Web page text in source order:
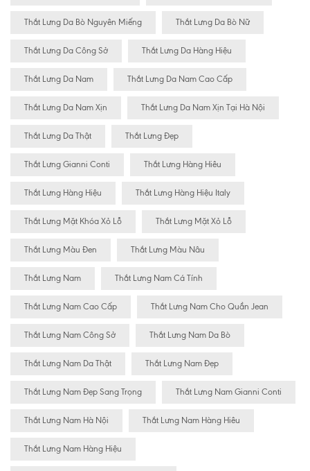
Thắt Lưng Da Bò Nguyên Miếng Thắt Lưng Da Bò Nữ
Thắt Lưng Da Công Sở Thắt Lưng Da Hàng Hiệu
Thắt Lưng Da Nam Thắt Lưng Da Nam Cao Cấp
Thắt Lưng Da Nam Xịn Thắt Lưng Da Nam Xịn Tại Hà Nội
Thắt Lưng Da Thật Thắt Lưng Đẹp
Thắt Lưng Gianni Conti Thắt Lưng Hàng Hiêu
Thắt Lưng Hàng Hiệu Thắt Lưng Hàng Hiệu Italy
Thắt Lưng Mặt Khóa Xỏ Lỗ Thắt Lưng Mặt Xỏ Lỗ
Thắt Lưng Màu Đen Thắt Lưng Màu Nâu
Thắt Lưng Nam Thắt Lưng Nam Cá Tính
Thắt Lưng Nam Cao Cấp Thắt Lưng Nam Cho Quần Jean
Thắt Lưng Nam Công Sở Thắt Lưng Nam Da Bò
Thắt Lưng Nam Da Thật Thắt Lưng Nam Đẹp
Thắt Lưng Nam Đẹp Sang Trọng Thắt Lưng Nam Gianni Conti
Thắt Lưng Nam Hà Nội Thắt Lưng Nam Hàng Hiêu
Thắt Lưng Nam Hàng Hiệu